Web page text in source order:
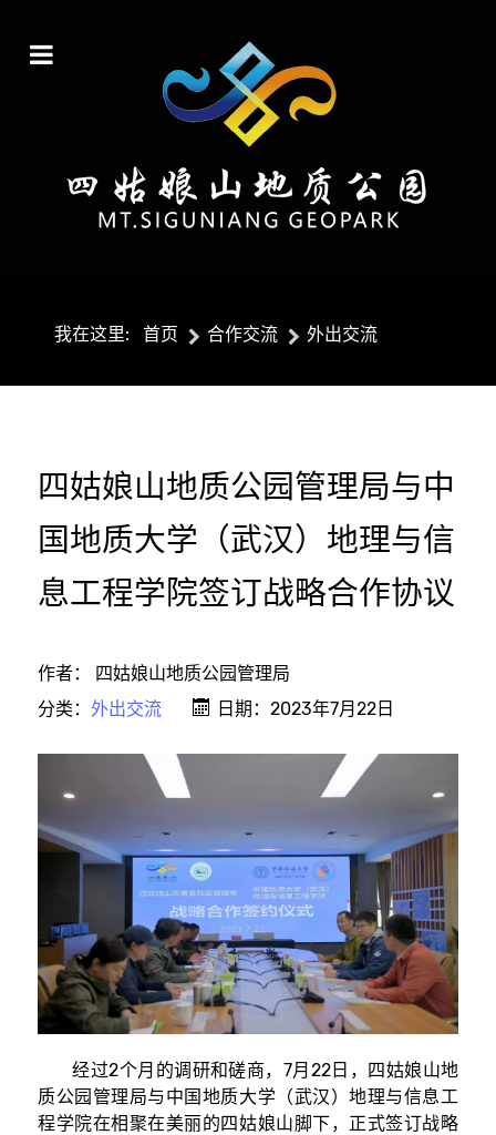
我在这里: 首页 合作交流 外出交流
四姑娘山地质公园管理局与中
国地质大学（武汉）地理与信
息工程学院签订战略合作协议
作者： 四姑娘山地质公园管理局
分类： 外出交流 日期：2023年7月22日
经过2个月的调研和磋商，7月22日，四姑娘山地
质公园管理局与中国地质大学（武汉）地理与信息工
程学院在相聚在美丽的四姑娘山脚下，正式签订战略